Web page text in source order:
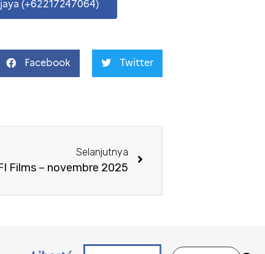
(+62217247064)
Facebook Twitter
Selanjutnya
Films – novembre 2025